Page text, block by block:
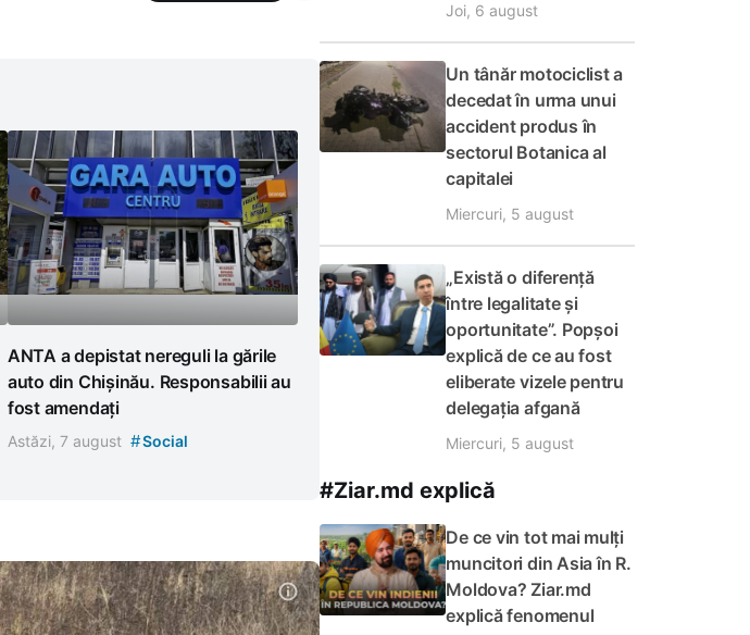
ANTA a depistat nereguli la gările
auto din Chișinău. Responsabilii au
fost amendați
Astăzi, 7 august #Social
Joi, 6 august
Un tânăr motociclist a
decedat în urma unui
accident produs în
sectorul Botanica al
capitalei
Miercuri, 5 august
„Există o diferență
între legalitate și
oportunitate”. Popșoi
explică de ce au fost
eliberate vizele pentru
delegația afgană
Miercuri, 5 august
#Ziar.md explică
De ce vin tot mai mulți
muncitori din Asia în R.
Moldova? Ziar.md
explică fenomenul